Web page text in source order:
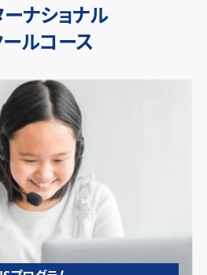
ナショナル
ルコース